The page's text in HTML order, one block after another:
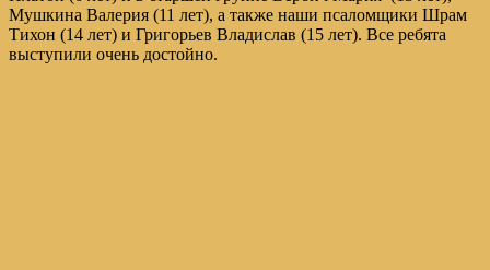
Мушкина Валерия (11 лет), а также наши псаломщики Шрам
Тихон (14 лет) и Григорьев Владислав (15 лет). Все ребята
выступили очень достойно.